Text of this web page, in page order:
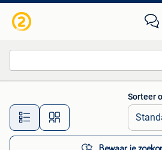
Alle afstanden…
Sorteer